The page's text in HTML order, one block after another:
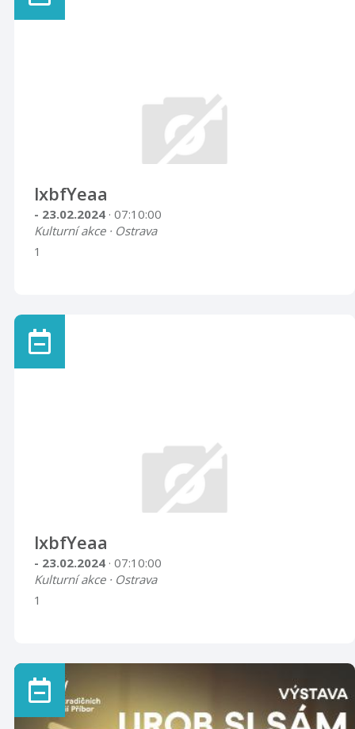
lxbfYeaa
- 23.02.2024 · 07:10:00
Kulturní akce · Ostrava
1
lxbfYeaa
- 23.02.2024 · 07:10:00
Kulturní akce · Ostrava
1